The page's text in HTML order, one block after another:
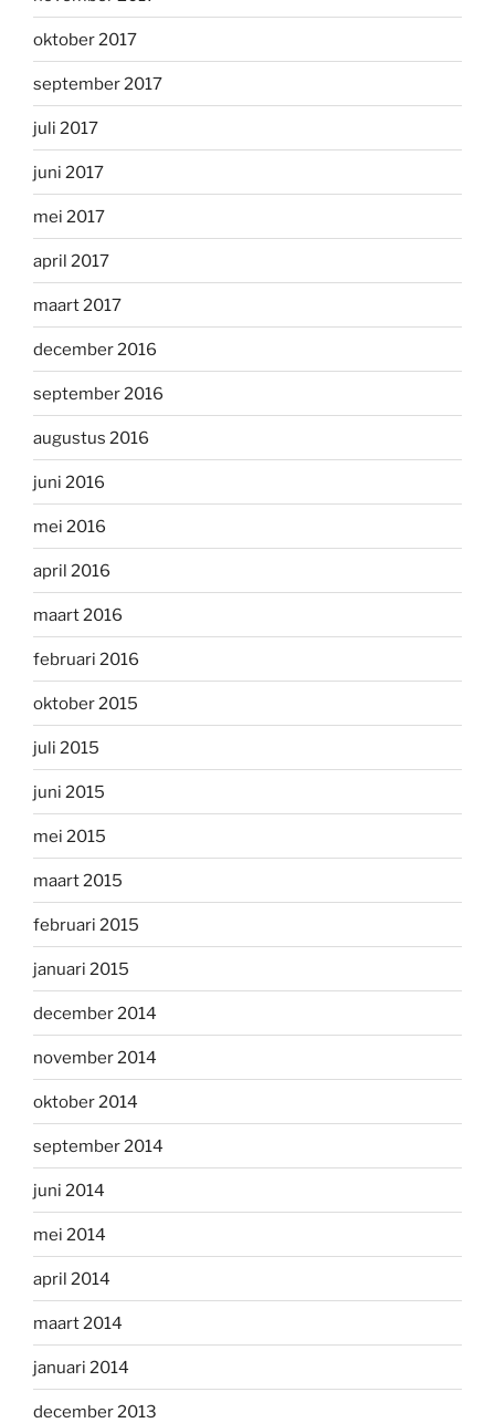
oktober 2017
september 2017
juli 2017
juni 2017
mei 2017
april 2017
maart 2017
december 2016
september 2016
augustus 2016
juni 2016
mei 2016
april 2016
maart 2016
februari 2016
oktober 2015
juli 2015
juni 2015
mei 2015
maart 2015
februari 2015
januari 2015
december 2014
november 2014
oktober 2014
september 2014
juni 2014
mei 2014
april 2014
maart 2014
januari 2014
december 2013